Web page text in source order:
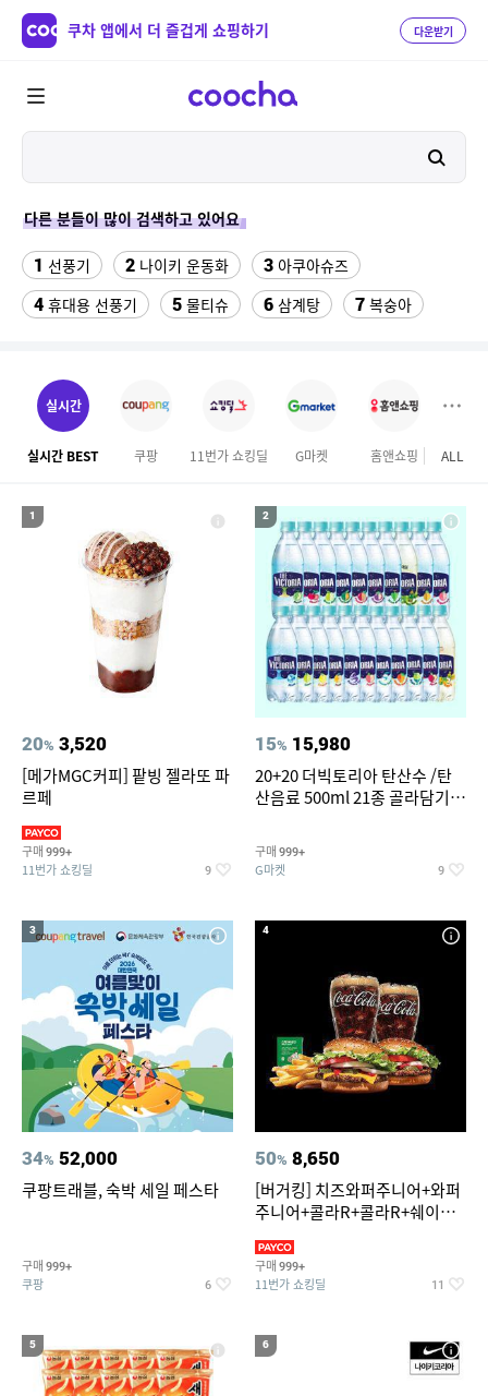
쿠차 앱에서 더 즐겁게 쇼핑하기 다운받기
다른 분들이 많이 검색하고 있어요
1 선풍기 2 나이키 운동화 3 아쿠아슈즈
4 휴대용 선풍기 5 물티슈 6 삼계탕 7 복숭아
10 감자 10키로
12 여성실내수영복
14 남자 여름바지 린넨 면바지 와이드 밴딩 치노 팬츠 스판
세탁기 선반
다이소C타입 to HDMI 미러링 케이블
아레나 여성 실내수영복 7부 19 라인댄스옷
코엑스아쿠아리움
ALL
실시간
실시간 BEST 쿠팡 11번가 쇼킹딜 G마켓 홈앤쇼핑 하이
1
20% 3,520
[메가MGC커피] 팥빙 젤라또 파
르페
구매 999+
11번가 쇼킹딜 9
2
15% 15,980
20+20 더빅토리아 탄산수 /탄
산음료 500ml 21종 골라담기
구매 999+
G마켓 9
3
34% 52,000
쿠팡트래블, 숙박 세일 페스타
구매 999+
쿠팡 6
4
50% 8,650
[버거킹] 치즈와퍼주니어+와퍼
주니어+콜라R+콜라R+쉐이킹
구매 999+
11번가 쇼킹딜 11
5 6